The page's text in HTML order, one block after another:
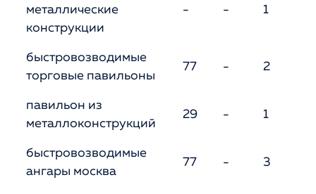
металлические
конструкции
- - 1
быстровозводимые
торговые павильоны
77 - 2
павильон из
металлоконструкций
29 - 1
быстровозводимые
ангары москва
77 - 3